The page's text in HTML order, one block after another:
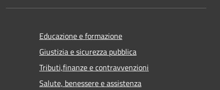
Educazione e formazione
Giustizia e sicurezza pubblica
Tributi,finanze e contravvenzioni
Salute, benessere e assistenza